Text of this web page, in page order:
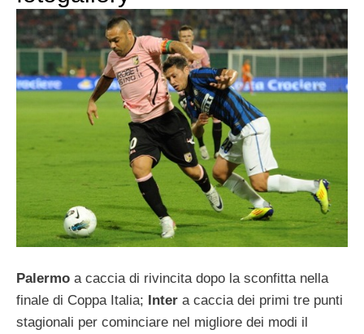
Palermo a caccia di rivincita dopo la sconfitta nella
finale di Coppa Italia;
Inter a caccia dei primi tre punti
stagionali per cominciare nel migliore dei modi il